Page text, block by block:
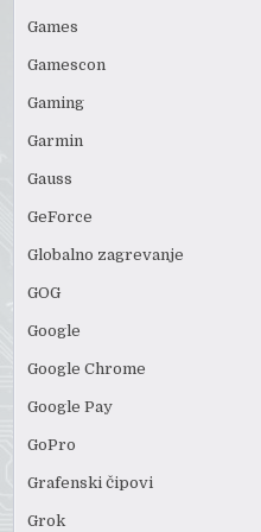
Games
Gamescon
Gaming
Garmin
Gauss
GeForce
Globalno zagrevanje
GOG
Google
Google Chrome
Google Pay
GoPro
Grafenski čipovi
Grok